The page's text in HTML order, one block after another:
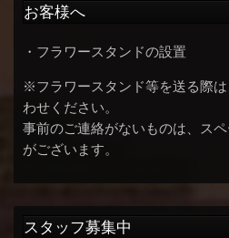
お客様へ
・フラワースタンドの設置
※フラワースタンド等を送る際
わせください。
事前のご連絡がないものは、ス
がございます。
スタッフ募集中